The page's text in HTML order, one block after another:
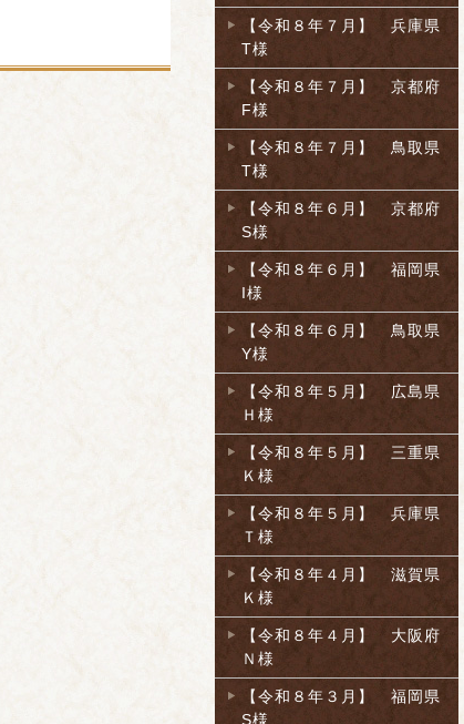
【令和８年７月】 兵庫県
T様
【令和８年７月】 京都府
F様
【令和８年７月】 鳥取県
T様
【令和８年６月】 京都府
S様
【令和８年６月】 福岡県
I様
【令和８年６月】 鳥取県
Y様
【令和８年５月】 広島県
Ｈ様
【令和８年５月】 三重県
Ｋ様
【令和８年５月】 兵庫県
Ｔ様
【令和８年４月】 滋賀県
Ｋ様
【令和８年４月】 大阪府
Ｎ様
【令和８年３月】 福岡県
S様